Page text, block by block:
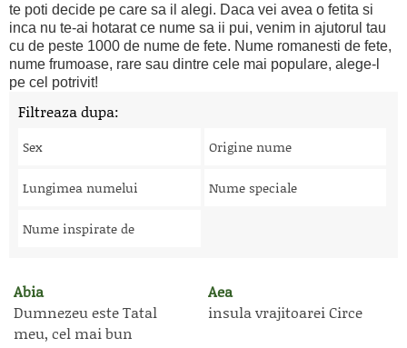
te poti decide pe care sa il alegi. Daca vei avea o fetita si
inca nu te-ai hotarat ce nume sa ii pui, venim in ajutorul tau
cu de peste 1000 de nume de fete. Nume romanesti de fete,
nume frumoase, rare sau dintre cele mai populare, alege-l
pe cel potrivit!
Filtreaza dupa:
Sex Origine nume
Lungimea numelui Nume speciale
Nume inspirate de
Abia
Dumnezeu este Tatal
meu, cel mai bun
Aea
insula vrajitoarei Circe